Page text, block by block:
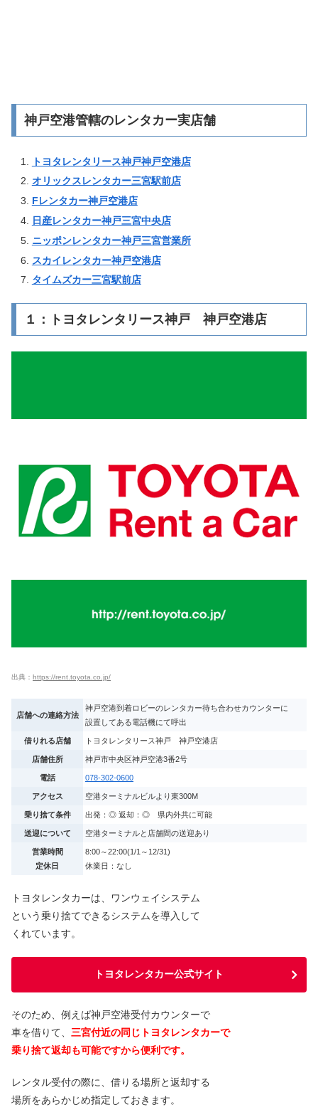
神戸空港管轄のレンタカー実店舗
トヨタレンタリース神戸神戸空港店
オリックスレンタカー三宮駅前店
Fレンタカー神戸空港店
日産レンタカー神戸三宮中央店
ニッポンレンタカー神戸三宮営業所
スカイレンタカー神戸空港店
タイムズカー三宮駅前店
１：トヨタレンタリース神戸 神戸空港店
出典： https://rent.toyota.co.jp/
店舗への連絡方法
神戸空港到着ロビーのレンタカー待ち合わせカウンターに
設置してある電話機にて呼出
借りれる店舗 トヨタレンタリース神戸 神戸空港店
店舗住所 神戸市中央区神戸空港3番2号
電話 078-302-0600
アクセス 空港ターミナルビルより東300M
乗り捨て条件 出発：◎ 返却：◎ 県内外共に可能
送迎について 空港ターミナルと店舗間の送迎あり
営業時間
定休日
8:00～22:00(1/1～12/31)
休業日：なし
トヨタレンタカーは、ワンウェイシステム
という乗り捨てできるシステムを導入して
くれています。
トヨタレンタカー公式サイト
そのため、例えば神戸空港受付カウンターで
車を借りて、 三宮付近の同じトヨタレンタカーで
乗り捨て返却も可能ですから便利です。
レンタル受付の際に、借りる場所と返却する
場所をあらかじめ指定しておきます。